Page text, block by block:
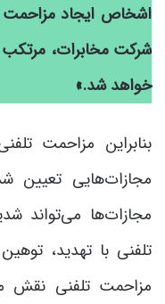
اشخاص ایجاد مزاحمت
شرکت مخابرات،
خواهد شد.»
بنابراین مزاحمت
مجازات‌هایی تعیین
مجازات‌ها می‌تواند
تلفنی با تهدید،
مزاحمت تلفنی نقش